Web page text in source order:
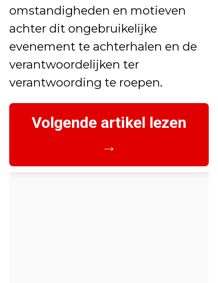
omstandigheden en motieven
achter dit ongebruikelijke
evenement te achterhalen en de
verantwoordelijken ter
verantwoording te roepen.
Volgende artikel lezen
→